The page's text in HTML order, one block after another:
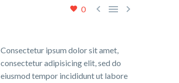
0   
Consectetur ipsum dolor sit amet,
consectetur adipisicing elit, sed do
eiusmod tempor incididunt ut labore